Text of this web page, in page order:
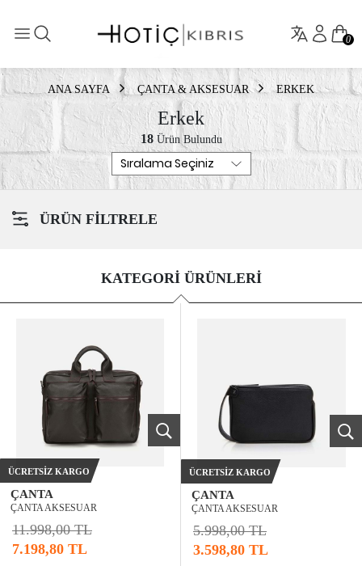
0
ANA SAYFA ÇANTA & AKSESUAR ERKEK
Erkek
18Ürün Bulundu
ÜRÜN FİLTRELE
KATEGORİ ÜRÜNLERİ
ÇANTA
ÇANTA AKSESUAR
11.998,00 TL
7.198,80 TL
ÜCRETSIZ KARGO
ÇANTA
ÇANTA AKSESUAR
5.998,00 TL
3.598,80 TL
ÜCRETSIZ KARGO